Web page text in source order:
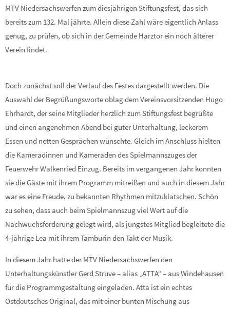
MTV Niedersachswerfen zum diesjährigen Stiftungsfest, das sich
bereits zum 132. Mal jährte. Allein diese Zahl wäre eigentlich Anlass
genug, zu prüfen, ob sich in der Gemeinde Harztor ein noch älterer
Verein findet.
Doch zunächst soll der Verlauf des Festes dargestellt werden. Die
Auswahl der Begrüßungsworte oblag dem Vereinsvorsitzenden Hugo
Ehrhardt, der seine Mitglieder herzlich zum Stiftungsfest begrüßte
und einen angenehmen Abend bei guter Unterhaltung, leckerem
Essen und netten Gesprächen wünschte. Gleich im Anschluss hielten
die Kameradinnen und Kameraden des Spielmannszuges der
Feuerwehr Walkenried Einzug. Bereits im vergangenen Jahr konnten
sie die Gäste mit ihrem Programm mitreißen und auch in diesem Jahr
war es eine Freude, zu bekannten Rhythmen mitzuklatschen. Schön
zu sehen, dass auch beim Spielmannszug viel Wert auf die
Nachwuchsförderung gelegt wird, als jüngstes Mitglied begleitete die
4-jährige Lea mit ihrem Tamburin den Takt der Musik.
In diesem Jahr hatte der MTV Niedersachswerfen den
Unterhaltungskünstler Gerd Struve – alias „ATTA“ – aus Windehausen
für die Programmgestaltung eingeladen. Atta ist ein echtes
Ostdeutsches Original, das mit einer bunten Mischung aus